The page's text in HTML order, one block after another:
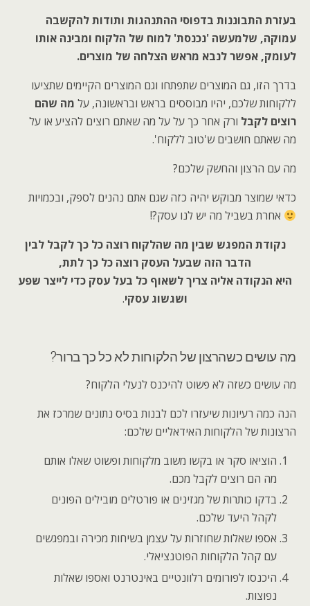
בעזרת התבוננות בדפוסי ההתנהגות ותודות להקשבה
עמוקה, שלמעשה 'נכנסת' למוח של הלקוח ומבינה אותו
לעומק, אפשר לנבא מראש הצלחה של מוצרים.
בדרך הזו, גם המוצרים שתפתחו וגם המוצרים הקיימים שתציעו
ללקוחות שלכם, יהיו מבוססים בראש ובראשונה, על מה שהם
רוצים לקבל ורק אחר כך על על מה שאתם רוצים להציע או על
מה שאתם חושבים ש'טוב ללקוח'.
מה עם הרצון והחשק שלכם?
כדאי שמוצר מבוקש יהיה כזה שגם אתם נהנים לספק, ובכמויות
אחרת בשביל מה יש לנו עסק?!
נקודת המפגש שבין מה שהלקוח רוצה כל כך לקבל לבין
הדבר הזה שבעל העסק רוצה כל כך לתת,
היא הנקודה אליה צריך לשאוף כל בעל עסק כדי לייצר שפע
ושגשוג עסקי.
מה עושים כשהרצון של הלקוחות לא כל כך ברור?
מה עושים כשזה לא פשוט להיכנס לנעלי הלקוח?
הנה כמה רעיונות שיעזרו לכם לבנות בסיס נתונים שמרכז את
הרצונות של הלקוחות האידאליים שלכם:
הוציאו סקר או בקשו משוב מלקוחות ופשוט שאלו אותם
מה הם רוצים לקבל מכם.
בדקו כותרות של מגזינים או פורטלים מובילים הפונים
לקהל היעד שלכם.
אספו שאלות שחוזרות על עצמן בשיחות מכירה ובמפגשים
עם קהל הלקוחות הפוטנציאלי.
היכנסו לפורומים רלוונטיים באינטרנט ואספו שאלות
נפוצות.